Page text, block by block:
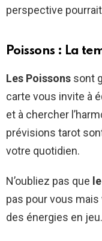
perspective
Poissons : La
Les Poissons sont
carte vous invite à
et à chercher
prévisions tarot
votre quotidien.
N’oubliez pas que
pas pour vous
des énergies en jeu.